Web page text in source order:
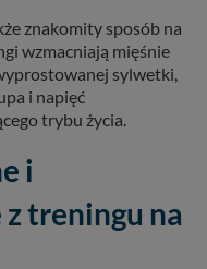
znakomity sposób na
wzmacniają mięśnie
sylwetki,
i napięć
trybu życia.
i
treningu na